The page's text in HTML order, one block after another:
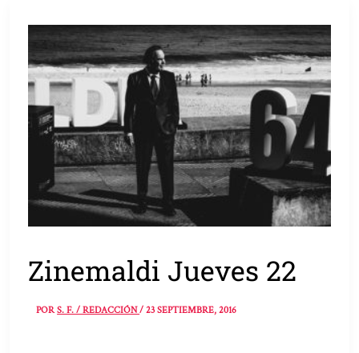
Zinemaldi Jueves 22
PORS. F. / REDACCIÓN/23 SEPTIEMBRE, 2016